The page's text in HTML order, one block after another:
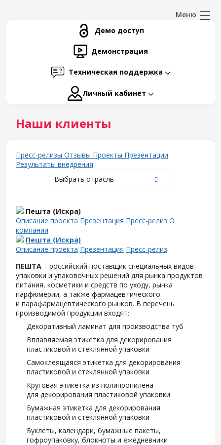
Демо доступ
Демонстрация
Техническая поддержка
Личный кабинет
Наши клиенты
Пресс-релизы Отзывы Проекты Презентации
Результаты внедрения
Выбрать отрасль
Пешта (Искра)
Описание проекта Презентация Пресс-релиз О
компании
Пешта (Искра)
Описание проекта Презентация Пресс-релиз
ПЕШТА – российский поставщик специальных видов
упаковки и упаковочных решений для рынка продуктов
питания, косметики и средств по уходу, рынка
парфюмерии, а также фармацевтического
и парафармацевтического рынков. В перечень
производимой продукции входят:
Декоративный ламинат для производства туб
Вплавляемая этикетка для декорирования
пластиковой и стеклянной упаковки
Самоклеящаяся этикетка для декорирования
пластиковой и стеклянной упаковки
Круговая этикетка из полипропилена
для декорирования пластиковой упаковки
Бумажная этикетка для декорирования
пластиковой и стеклянной упаковки
Буклеты, календари, бумажные пакеты,
гофроупаковку, блокноты и ежедневники